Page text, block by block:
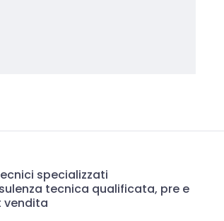
specializzati
tecnica qualificata, pre e
vendita